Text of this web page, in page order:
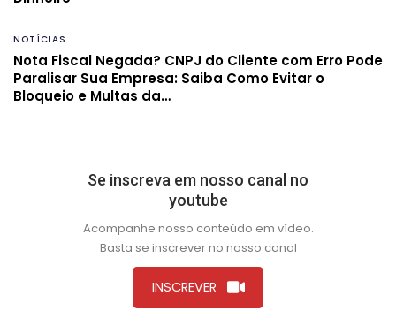
NOTÍCIAS
Nota Fiscal Negada? CNPJ do Cliente com Erro Pode
Paralisar Sua Empresa: Saiba Como Evitar o
Bloqueio e Multas da…
Se inscreva em nosso canal no
youtube
Acompanhe nosso conteúdo em vídeo.
Basta se inscrever no nosso canal
INSCREVER